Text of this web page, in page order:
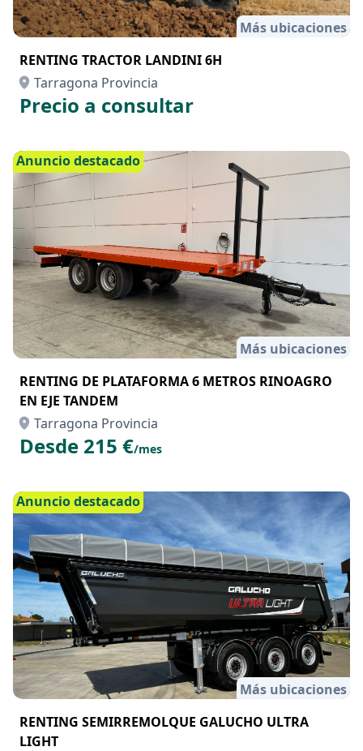
Más ubicaciones
RENTING TRACTOR LANDINI 6H
Tarragona Provincia
Precio a consultar
Anuncio destacado
Más ubicaciones
RENTING DE PLATAFORMA 6 METROS RINOAGRO
EN EJE TANDEM
Tarragona Provincia
Desde 215 €/mes
Anuncio destacado
Más ubicaciones
RENTING SEMIRREMOLQUE GALUCHO ULTRA
LIGHT